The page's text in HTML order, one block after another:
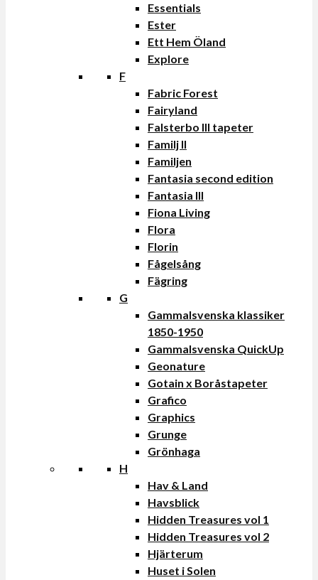
Essentials
Ester
Ett Hem Öland
Explore
F
Fabric Forest
Fairyland
Falsterbo III tapeter
Familj II
Familjen
Fantasia second edition
Fantasia III
Fiona Living
Flora
Florin
Fågelsång
Fägring
G
Gammalsvenska klassiker
1850-1950
Gammalsvenska QuickUp
Geonature
Gotain x Boråstapeter
Grafico
Graphics
Grunge
Grönhaga
H
Hav & Land
Havsblick
Hidden Treasures vol 1
Hidden Treasures vol 2
Hjärterum
Huset i Solen